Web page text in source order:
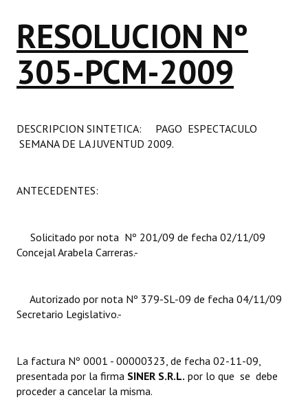
LEGISLACIÓN
Constitución Nacional
Carta Orgánica 2007
Digesto
DOCUMENTOS
Proyectos Presentados
Actas de Sesión
Informes de Unidad Coordinadora
RESOLUCION Nº
305-PCM-2009
DESCRIPCION SINTETICA: PAGO ESPECTACULO
SEMANA DE LA JUVENTUD 2009.
ANTECEDENTES:
Solicitado por nota Nº 201/09 de fecha 02/11/09
Concejal Arabela Carreras.-
Autorizado por nota Nº 379-SL-09 de fecha 04/11/09
Secretario Legislativo.-
La factura Nº 0001 - 00000323, de fecha 02-11-09,
presentada por la firma  SINER S.R.L. por lo que se debe
proceder a cancelar la misma.